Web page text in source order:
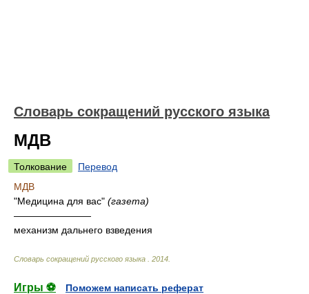
Словарь сокращений русского языка
МДВ
Толкование
Перевод
МДВ
"Медицина для вас" (газета)
————————
механизм дальнего взведения
Словарь сокращений русского языка 2014
Игры ⚽
Поможем написать реферат